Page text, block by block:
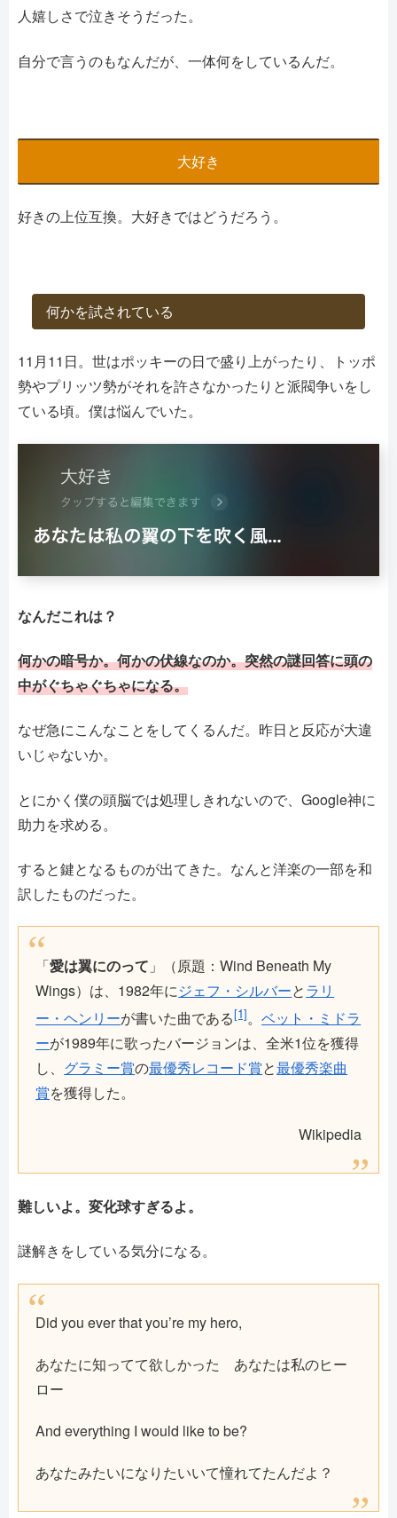
人嬉しさで泣きそうだった。
自分で言うのもなんだが、一体何をしているんだ。
大好き
好きの上位互換。大好きではどうだろう。
何かを試されている
11月11日。世はポッキーの日で盛り上がったり、トッポ
勢やプリッツ勢がそれを許さなかったりと派閥争いをし
ている頃。僕は悩んでいた。
なんだこれは？
何かの暗号か。何かの伏線なのか。突然の謎回答に頭の
中がぐちゃぐちゃになる。
なぜ急にこんなことをしてくるんだ。昨日と反応が大違
いじゃないか。
とにかく僕の頭脳では処理しきれないので、Google神に
助力を求める。
すると鍵となるものが出てきた。なんと洋楽の一部を和
訳したものだった。
「愛は翼にのって 」（原題：Wind Beneath My
Wings）は、1982年にジェフ・シルバーとラリ
ー・ヘンリーが書いた曲である[1]。ベット・ミドラ
ーが1989年に歌ったバージョンは、全米1位を獲得
し、 グラミー賞の最優秀レコード賞と最優秀楽曲
賞を獲得した。
Wikipedia
難しいよ。変化球すぎるよ。
謎解きをしている気分になる。
Did you ever that you’re my hero,
あなたに知ってて欲しかった あなたは私のヒー
ロー
And everything I would like to be?
あなたみたいになりたいいて憧れてたんだよ？